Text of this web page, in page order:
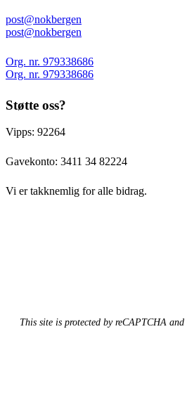
post@nokbergen
post@nokbergen
Org. nr. 979338686
Org. nr. 979338686
Støtte oss?
Vipps: 92264
Gavekonto: 3411 34 82224
Vi er takknemlig for alle bidrag.
This site is protected by reCAPTCHA